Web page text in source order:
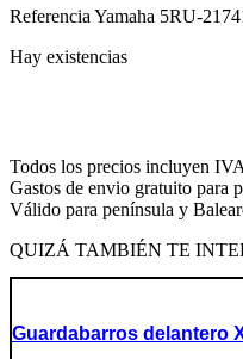
85,00 €.30,00
Referencia Yamaha 5RU-
Hay existencias
Majesty
400
cantidad
Todos los precios incluyen IVA
Gastos de envio gratuito para
Válido para península y
QUIZÁ TAMBIÉN TE
Guardabarros delantero